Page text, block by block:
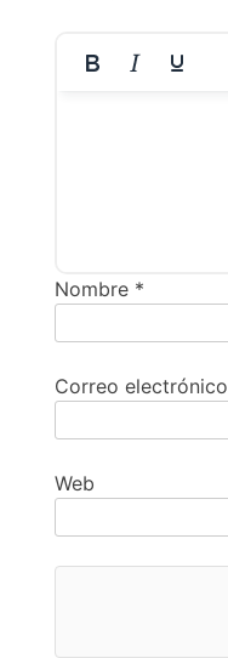
Nombre *
Correo electrónico
Web